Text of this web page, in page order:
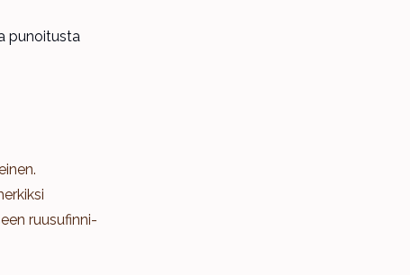
punoitusta
ruusufinni-